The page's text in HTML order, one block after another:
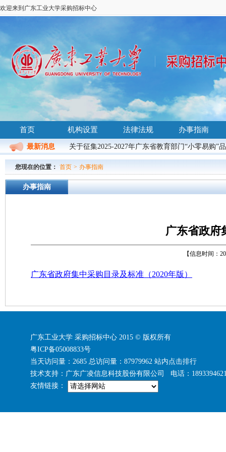
欢迎来到广东工业大学采购招标中心
首页 机构设置 法律法规 办事指南
最新消息 关于征集2025-2027年广东省教育部门“小零易购”
您现在的位置： 首页 > 办事指南
办事指南
广东省政府
【信息时间：
广东省政府集中采购目录及标准（2020年版）
广东工业大学 采购招标中心 2015 © 版权所有
粤ICP备05008833号
当天访问量：2685 总访问量：87979962 站内点击排行
技术支持：广东广凌信息科技股份有限公司 电话：
友情链接：